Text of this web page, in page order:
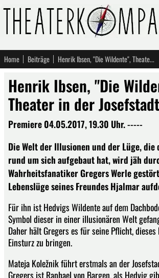
Home Beiträge Henrik Ibsen, "Die Wildente", Theater in der Josefstadt Wien
Henrik Ibsen, "Die
Theater in der
Premiere 04.05.2017, 19.30 Uhr. -----
Die Welt der Illusionen und der Lüge, die
rund um sich aufgebaut hat, wird jäh
Wahrheitsfanatiker Gregers Werle
Lebenslüge seines Freundes Hjalmar
Für ihn ist Hedvigs Wildente auf dem
Symbol dieser in einer illusionären Welt
Daher hält Gregers es für seine Pflicht, dieses
Einsturz zu bringen.
Mateja Koležnik führt erstmals an der
Gregers ist Raphael von Bargen, als Hedvig